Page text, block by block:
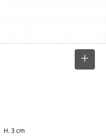
H. 3 cm